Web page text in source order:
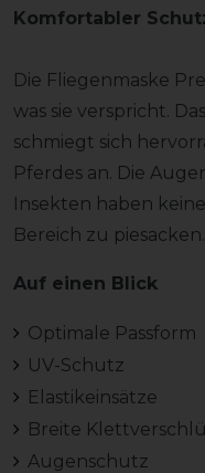
Komfortabler
Die Fliegenmaske
was sie verspricht.
schmiegt sich
Pferdes an. Die
Insekten haben
Bereich zu piesacken.
Auf einen Blick
Optimale Passform
UV-Schutz
Elastikeinsätze
Breite
Augenschutz